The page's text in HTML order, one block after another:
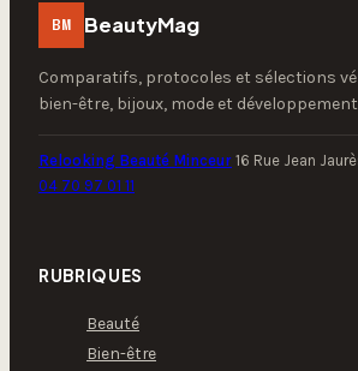
BM BeautyMag
Comparatifs, protocoles et sélections
bien-être, bijoux, mode et
Relooking Beauté Minceur 16 Rue Jean
04 70 97 01 11
RUBRIQUES
Beauté
Bien-être